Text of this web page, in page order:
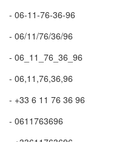
- 06-11-76-36-96
- 06/11/76/36/96
- 06_11_76_36_96
- 06,11,76,36,96
- +33 6 11 76 36 96
- 0611763696